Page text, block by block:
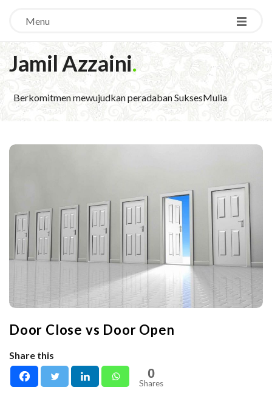
Menu
Jamil Azzaini.
Berkomitmen mewujudkan peradaban SuksesMulia
Door Close vs Door Open
Share this
0
Shares